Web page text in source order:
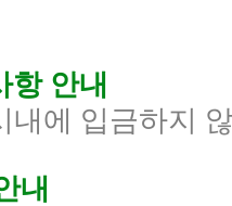
안내
내에 입금하지
내